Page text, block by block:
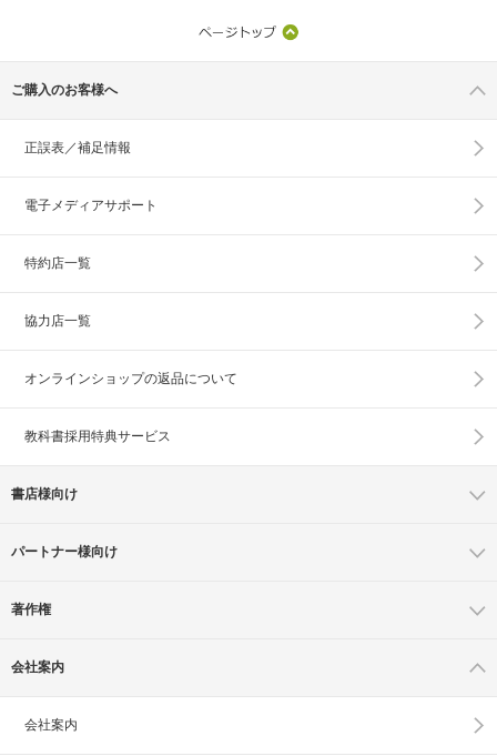
ご購入のお客様へ
正誤表／補足情報
電子メディアサポート
特約店一覧
協力店一覧
オンラインショップの返品について
教科書採用特典サービス
書店様向け
パートナー様向け
著作権
会社案内
会社案内